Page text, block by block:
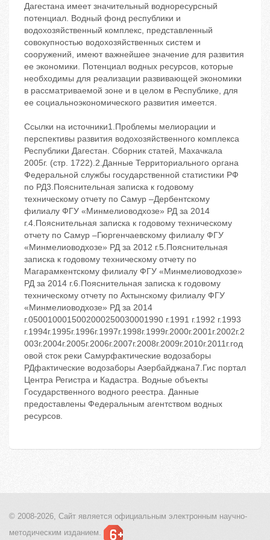
Дагестана имеет значительный водноресурсный
потенциал. Водный фонд республики и
водохозяйственный комплекс, представленный
совокупностью водохозяйственных систем и
сооружений, имеют важнейшее значение для развития
ее экономики. Потенциал водных ресурсов, которые
необходимы для реализации развивающей экономики
в рассматриваемой зоне и в целом в Республике, для
ее социальноэкономического развития имеется.
Ссылки на источники1.Проблемы мелиорации и
перспективы развития водохозяйственного комплекса
Республики Дагестан. Сборник статей, Махачкала
2005г. (стр. 1722).2.Данные Территориального органа
Федеральной службы государственной статистики РФ
по РД3.Пояснительная записка к годовому
техническому отчету по Самур –Дербентскому
филиалу ФГУ «Минмелиоводхозе» РД за 2014
г.4.Пояснительная записка к годовому техническому
отчету по Самур –Гюргенчаевскому филиалу ФГУ
«Минмелиоводхозе» РД за 2012 г.5.Пояснительная
записка к годовому техническому отчету по
Магарамкентскому филиалу ФГУ «Минмелиоводхозе»
РД за 2014 г.6.Пояснительная записка к годовому
техническому отчету по Ахтынскому филиалу ФГУ
«Минмелиоводхозе» РД за 2014
г.0500100015002000250030001990 г.1991 г.1992 г.1993
г.1994г.1995г.1996г.1997г.1998г.1999г.2000г.2001г.2002г.2
003г.2004г.2005г.2006г.2007г.2008г.2009г.2010г.2011г.год
овой сток реки Самурфактические водозаборы
РДфактические водозаборы Азербайджана7.Гис портал
Центра Регистра и Кадастра. Водные объекты
Государственного водного реестра. Данные
предоставлены Федеральным агентством водных
ресурсов.
© 2008-2026, Сайт является официальным электронным научно-
методическим изданием.